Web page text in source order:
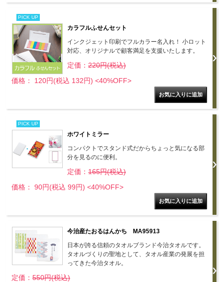
PICK UP
カラフルふせんセット
インクジェット印刷でフルカラー名入れ！ 小ロット
対応、オリジナルで顧客満足を支援いたします。
定価： 220円(税込)
価格： 120円(税込 132円) <40%OFF>
PICK UP
ホワイトミラー
コンパクトでスタンド式だからちょっと気になる部
分を見るのに便利。
定価： 165円(税込)
価格： 90円(税込 99円) <40%OFF>
今治産たおるはんかち MA95913
日本が誇る信頼のタオルブランド今治タオルです。
タオルづくりの聖地として、タオル産業の発展を担
ってきた今治タオル。
定価： 550円(税込)